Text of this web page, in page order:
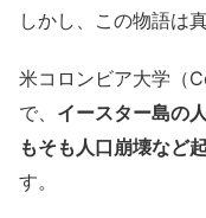
しかし、この物語は
米コロンビア大学（
で、 イースター島の
もそも人口崩壊など
す。